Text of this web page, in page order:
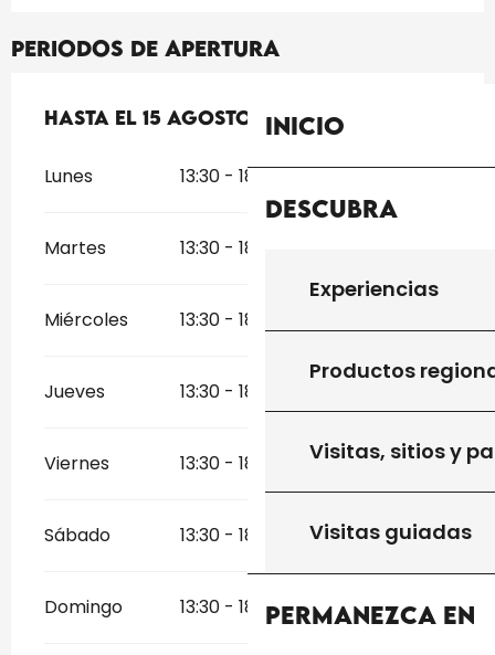
Inicio
Descubra
Experiencias
Productos
Visitas, sitios y
Visitas guiadas
Permanezca en
Periodos de apertura
Del14 julio 2026al 15 agosto 2026
Hasta el 15 agosto 2026
Lunes 13:30 - 18:30
Martes 13:30 - 18:30
Miércoles 13:30 - 18:30
Jueves 13:30 - 18:30
Viernes 13:30 - 18:30
Sábado 13:30 - 18:30
Domingo 13:30 - 18:30